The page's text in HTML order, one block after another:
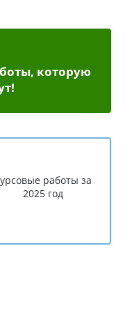
которую
работы за
2025 год